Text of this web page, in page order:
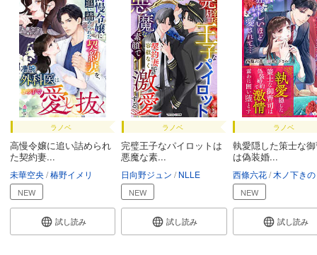
ラノベ
高慢令嬢に追い詰められ
た契約妻...
未華空央 椿野イメリ
NEW
試し読み
ラノベ
完璧王子なパイロットは
悪魔な素...
日向野ジュン NLLE
NEW
試し読み
ラノベ
執愛隠した策士な
は偽装婚...
西條六花 木ノ下きの
NEW
試し読み